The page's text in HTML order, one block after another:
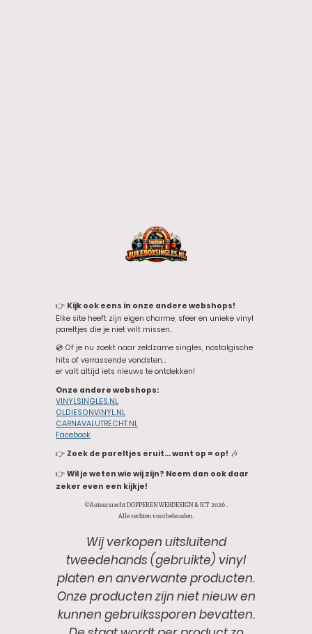
👉 Kijk ook eens in onze andere webshops!
Elke site heeft zijn eigen charme, sfeer en unieke vinyl
pareltjes die je niet wilt missen.
💿 Of je nu zoekt naar zeldzame singles, nostalgische
hits of verrassende vondsten…
er valt altijd iets nieuws te ontdekken!
Onze andere webshops:
VINYLSINGLES.NL
OLDIESONVINYL.NL
CARNAVALUTRECHT.NL
Facebook
👉 Zoek de pareltjes eruit… want op = op! 🎶
👉 Wil je weten wie wij zijn? Neem dan ook daar
zeker even een kijkje!
©Auteursrecht DOPPEREN WEBDESIGN & ICT 2026 .
Alle rechten voorbehouden.
Wij verkopen uitsluitend
tweedehands (gebruikte) vinyl
platen en anverwante producten.
Onze producten zijn niet nieuw en
kunnen gebruikssporen bevatten.